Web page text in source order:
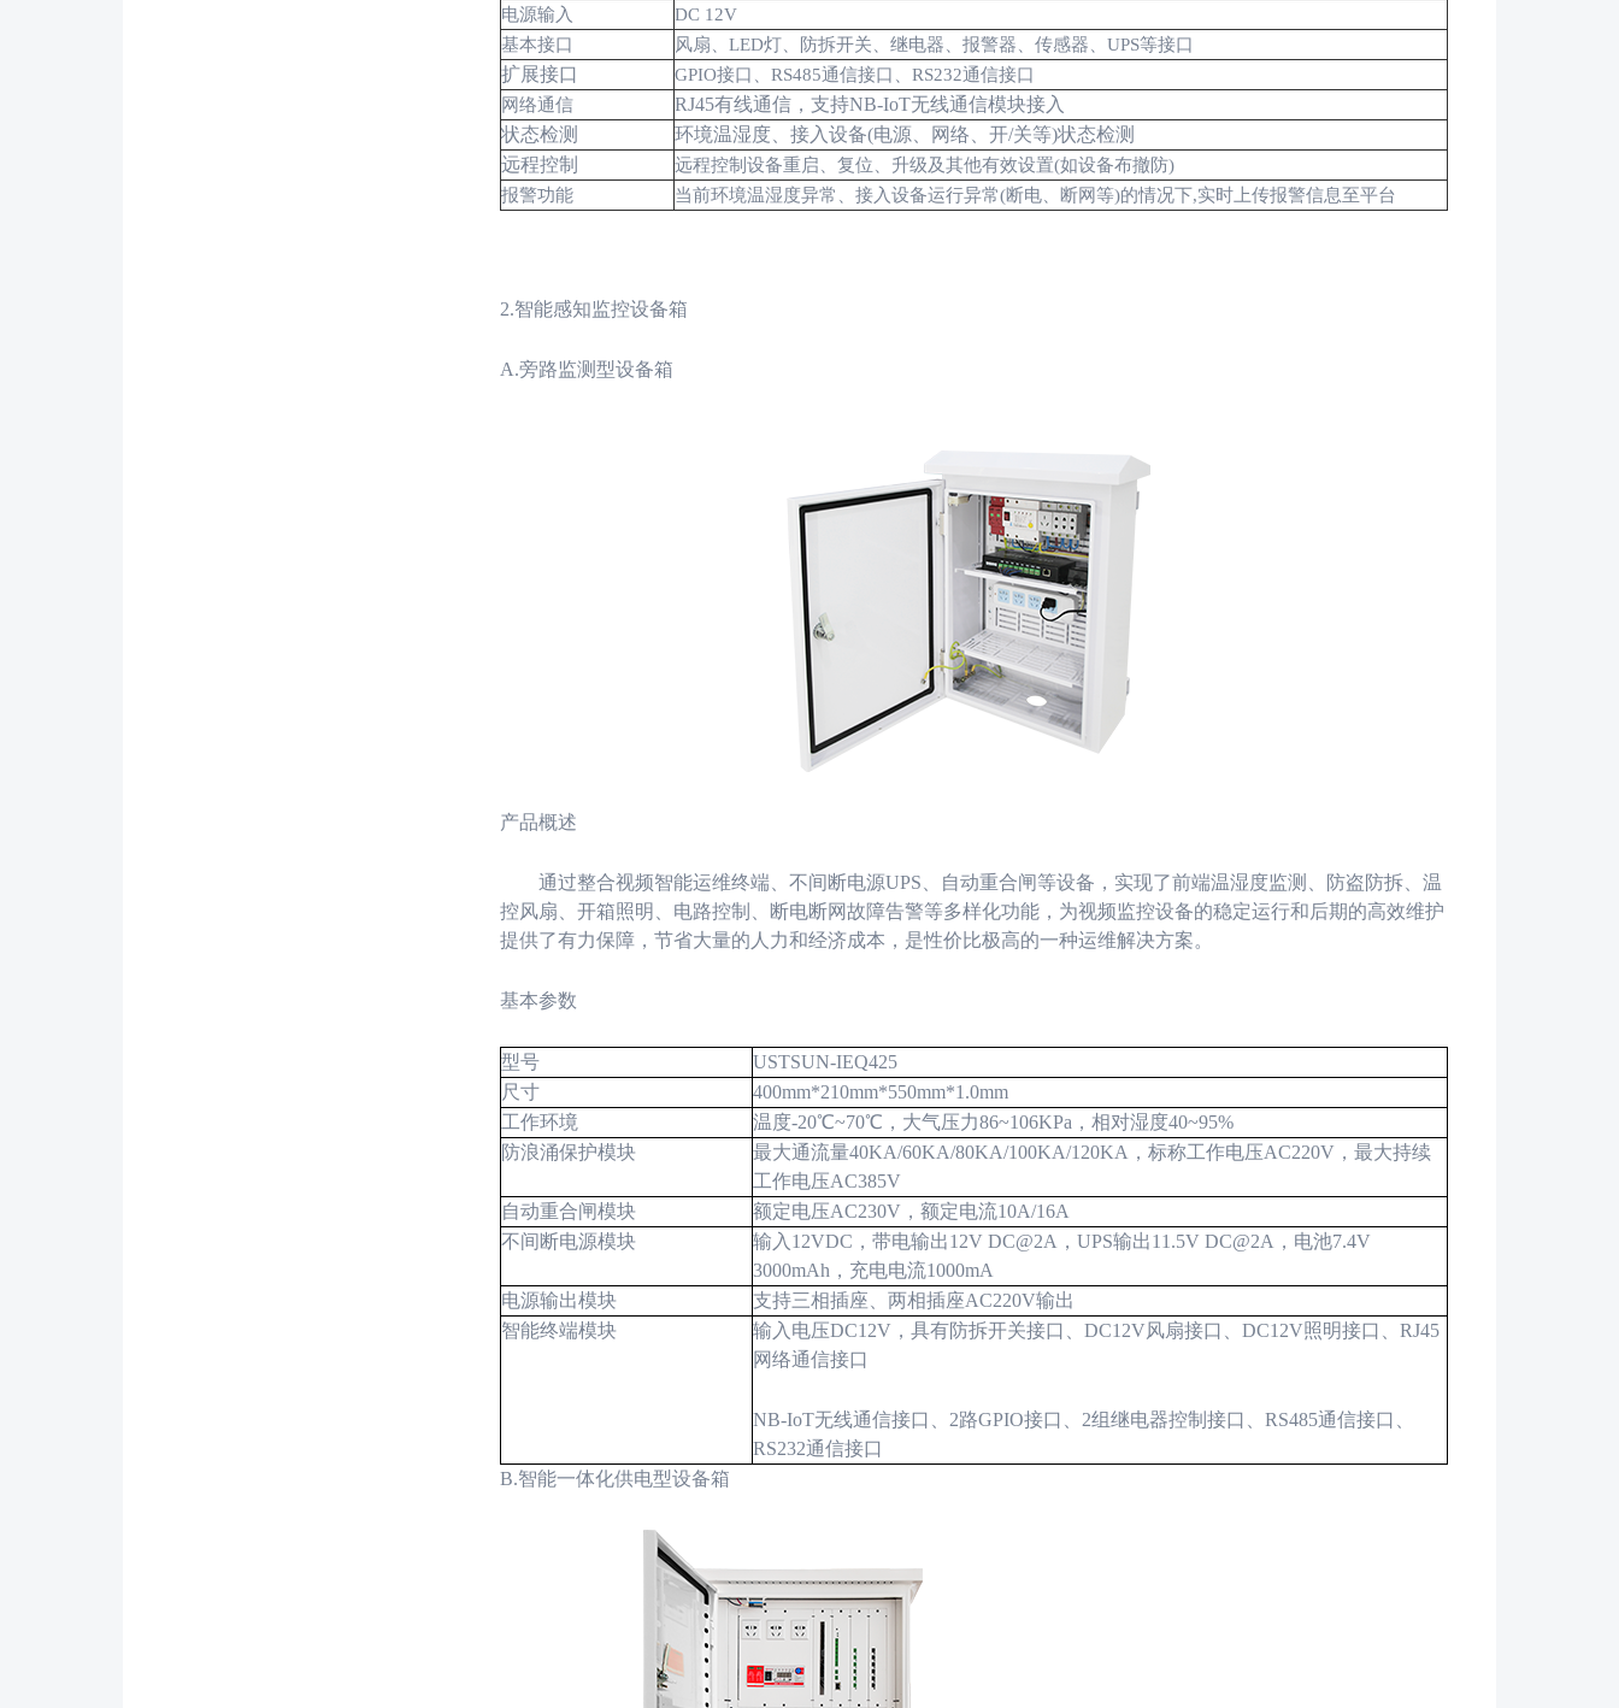
电源输入
DC 12V
基本接口
风扇、 LED灯、防拆开关、继电器、报警器、传感器、 UPS等接口
扩展接口 GPIO接口、 RS485通信接口、 RS232通信接口
网络通信
RJ45有线通信，支持NB-IoT无线通信模块接入
状态检测
环境温湿度、接入设备(电源、网络、开/关等)状态检测
远程控制
远程控制设备重启、复位、升级及其他有效设置(如设备布撤防)
报警功能
当前环境温湿度异常、接入设备运行异常(断电、断网等)的情况下,实时上传报警信息至平台
2.智能感知监控设备箱
A.旁路监测型设备箱
产品概述
通过整合视频智能运维终端、不间断电源UPS 、自动重合闸等设备，实现了前端温湿度监测、防盗防拆、温
控风扇、开箱照明、电路控制、断电断网故障告警等多样化功能，为视频监控设备的稳定运行和后期的高效维护
提供了有力保障，节省大量的人力和经济成本，是性价比极高的一种运维解决方案。
基本参数
型号
USTSUN-IEQ425
尺寸
400mm*210mm*550mm*1.0mm
工作环境
温度-20℃~70℃，大气压力86~106KPa ，相对湿度40~95%
防浪涌保护模块
最大通流量40KA/60KA/80KA/100KA/120KA ，标称工作电压AC220V ，最大持续
工作电压AC385V
自动重合闸模块
额定电压AC230V ，额定电流10A/16A
不间断电源模块
输入 12VDC ，带电输出12V DC@2A ， UPS输出11.5V DC@2A ，电池7.4V
3000mAh ，充电电流1000mA
电源输出模块
支持三相插座、两相插座AC220V输出
智能终端模块
输入电压DC12V ，具有防拆开关接口、 DC12V 风扇接口、 DC12V照明接口、 RJ45
网络通信接口
NB-IoT无线通信接口、 2路GPIO接口、 2组继电器控制接口、 RS485通信接口、
RS232通信接口
B.智能一体化供电型设备箱